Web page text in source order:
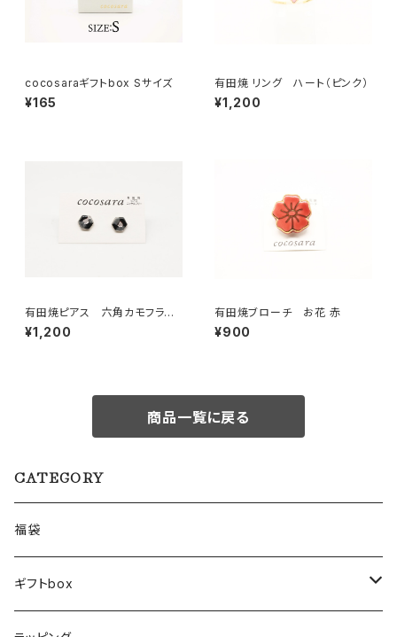
cocosaraギフトbox Sサイズ
¥165
有田焼 リング ハート（ピンク）
¥1,200
有田焼ピアス 六角カモフラー
ジュ ブラック
¥1,200
有田焼ブローチ お花 赤
¥900
商品一覧に戻る
CATEGORY
福袋
ギフトbox